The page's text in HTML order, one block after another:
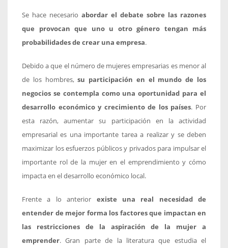
Se hace necesario abordar el debate sobre las razones
que provocan que uno u otro género tengan más
probabilidades de crear una empresa.
Debido a que el número de mujeres empresarias es menor al
de los hombres,su participación en el mundo de los
negocios se contempla como una oportunidad para el
desarrollo económico y crecimiento de los países. Por
esta razón, aumentar su participación en la actividad
empresarial es una importante tarea a realizar y se deben
maximizar los esfuerzos públicos y privados para impulsar el
importante rol de la mujer en el emprendimiento y cómo
impacta en el desarrollo económico local.
Frente a lo anterior existe una real necesidad de
entender de mejor forma los factores que impactan en
las restricciones de la aspiración de la mujer a
emprender. Gran parte de la literatura que estudia el